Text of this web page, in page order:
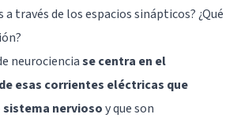
a través de losespacios sinápticos? ¿Qué
?
neurocienciase centra en el
esas corrientes eléctricas que
nerviosoy que son